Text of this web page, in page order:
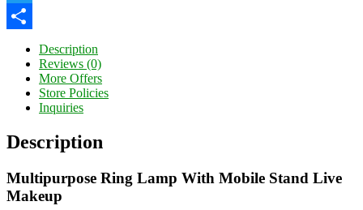
Twitter
Description
Reviews (0)
More Offers
Store Policies
Inquiries
Description
Multipurpose Ring Lamp With Mobile Stand Live
Makeup